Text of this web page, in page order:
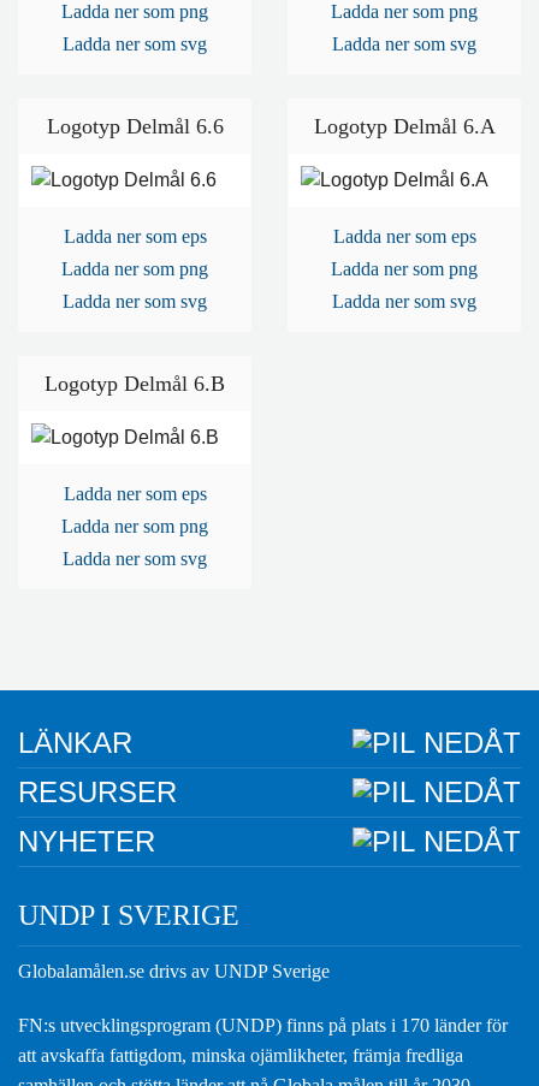
Ladda ner som png
Ladda ner som svg
Ladda ner som png
Ladda ner som svg
Logotyp Delmål 6.6
Ladda ner som eps
Ladda ner som png
Ladda ner som svg
Logotyp Delmål 6.A
Ladda ner som eps
Ladda ner som png
Ladda ner som svg
Logotyp Delmål 6.B
Ladda ner som eps
Ladda ner som png
Ladda ner som svg
LÄNKAR
RESURSER
NYHETER
UNDP I SVERIGE
Globalamålen.se drivs av UNDP Sverige
FN:s utvecklingsprogram (UNDP) finns på plats i 170 länder för
att avskaffa fattigdom, minska ojämlikheter, främja fredliga